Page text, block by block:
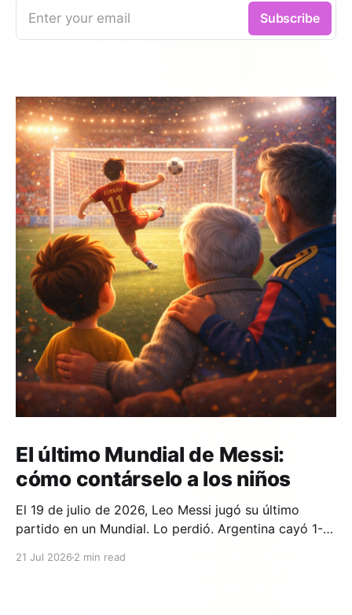
Enter your email Subscribe
El último Mundial de Messi:
cómo contárselo a los niños
El 19 de julio de 2026, Leo Messi jugó su último
partido en un Mundial. Lo perdió. Argentina cayó 1-0
21 Jul 2026 2 min read